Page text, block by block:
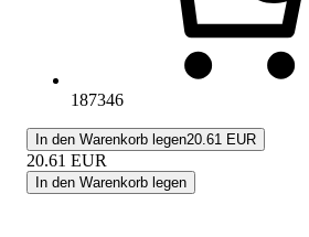
187346
In den Warenkorb legen20.61 EUR
20.61 EUR
In den Warenkorb legen